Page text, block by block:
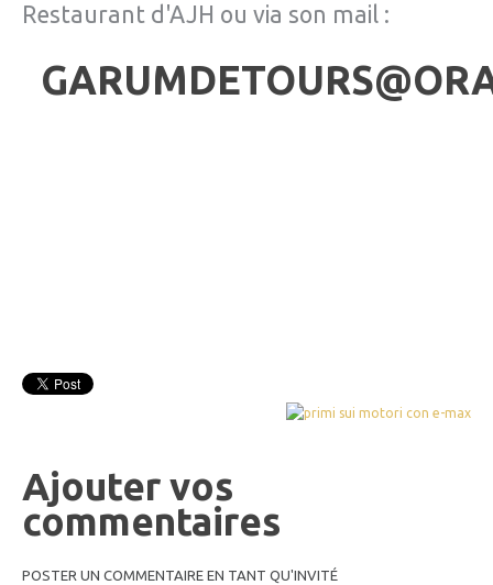
Restaurant d'AJH ou via son mail :
Ajouter vos
commentaires
POSTER UN COMMENTAIRE EN TANT QU'INVITÉ